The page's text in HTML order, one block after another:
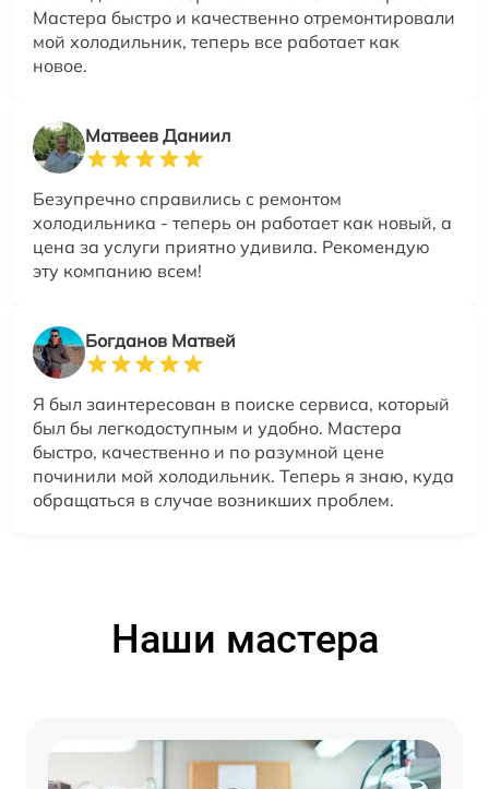
Мастера быстро и качественно отремонтировали
мой холодильник, теперь все работает как
новое.
Матвеев Даниил
Безупречно справились с ремонтом
холодильника - теперь он работает как новый, а
цена за услуги приятно удивила. Рекомендую
эту компанию всем!
Богданов Матвей
Я был заинтересован в поиске сервиса, который
был бы легкодоступным и удобно. Мастера
быстро, качественно и по разумной цене
починили мой холодильник. Теперь я знаю, куда
обращаться в случае возникших проблем.
Наши мастера